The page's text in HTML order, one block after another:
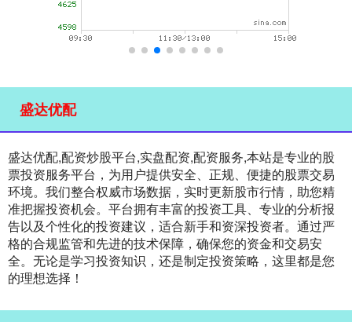
盛达优配
盛达优配,配资炒股平台,实盘配资,配资服务,本站是专业的股
票投资服务平台，为用户提供安全、正规、便捷的股票交易
环境。我们整合权威市场数据，实时更新股市行情，助您精
准把握投资机会。平台拥有丰富的投资工具、专业的分析报
告以及个性化的投资建议，适合新手和资深投资者。通过严
格的合规监管和先进的技术保障，确保您的资金和交易安
全。无论是学习投资知识，还是制定投资策略，这里都是您
的理想选择！